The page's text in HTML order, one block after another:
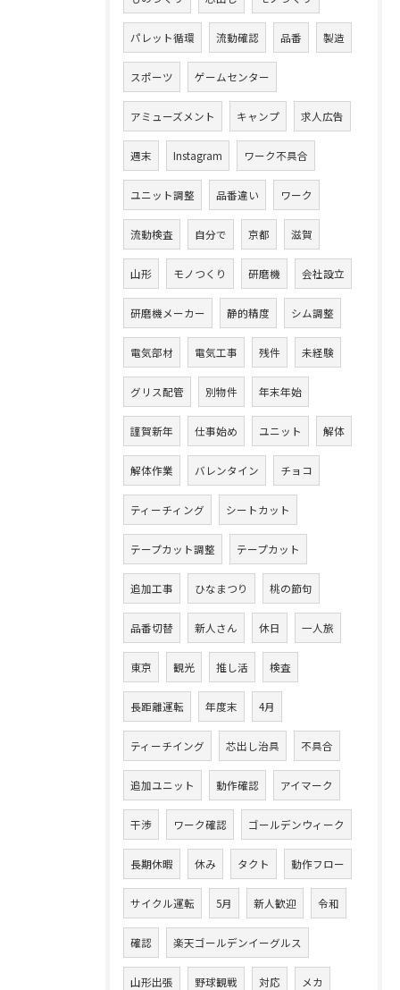
パレット循環 流動確認 品番 製造
スポーツ ゲームセンター
アミューズメント キャンプ 求人広告
週末 Instagram ワーク不具合
ユニット調整 品番違い ワーク
流動検査 自分で 京都 滋賀
山形 モノつくり 研磨機 会社設立
研磨機メーカー 静的精度 シム調整
電気部材 電気工事 残件 未経験
グリス配管 別物件 年末年始
謹賀新年 仕事始め ユニット 解体
解体作業 バレンタイン チョコ
ティーチィング シートカット
テープカット調整 テープカット
追加工事 ひなまつり 桃の節句
品番切替 新人さん 休日 一人旅
東京 観光 推し活 検査
長距離運転 年度末 4月
ティーチイング 芯出し治具 不具合
追加ユニット 動作確認 アイマーク
干渉 ワーク確認 ゴールデンウィーク
長期休暇 休み タクト 動作フロー
サイクル運転 5月 新人歓迎 令和
確認 楽天ゴールデンイーグルス
山形出張 野球観戦 対応 メカ